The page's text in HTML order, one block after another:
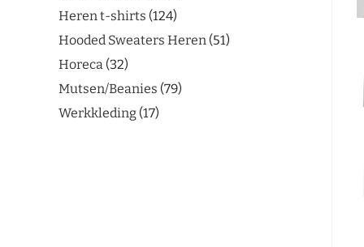
Heren t-shirts 124
Hooded Sweaters Heren 51
Horeca 32
Mutsen/Beanies 79
Werkkleding 17